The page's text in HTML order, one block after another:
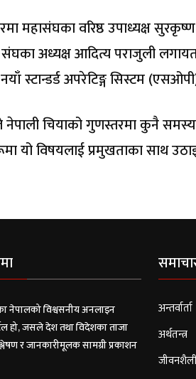
महासंघका वरिष्ठ उपाध्यक्ष
अध्यक्ष आदित्य पराजुली
स्टान्डर्ड अपरेटिङ्ग सिस्टम
चियाको गुणस्तरमा कुनै
यो विषयलाई प्रमुखताका साथ
नेपालको विश्वसनीय अनलाइन
हो, जसले देश तथा विदेशका ताजा
र जानकारीमूलक सामग्री प्रकाशन
अन्तर्वार्ता
अर्थतन्त्र